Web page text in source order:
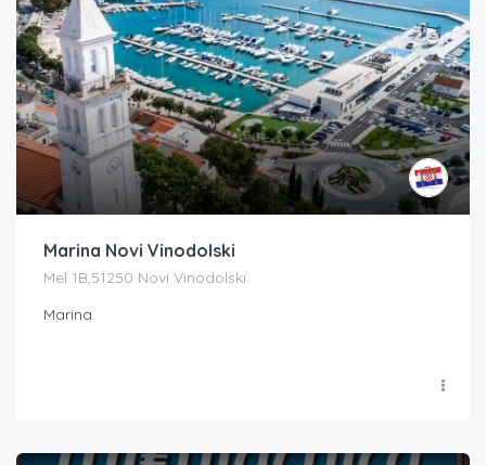
Marina Novi Vinodolski
Mel 1B,51250 Novi Vinodolski
Marina